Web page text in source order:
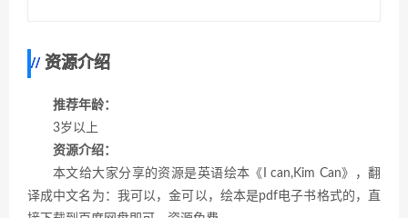
资源介绍
推荐年龄：
3岁以上
资源介绍：
本文给大家分享的资源是英语绘本《I can,Kim Can》，翻
译成中文名为：我可以，金可以，绘本是pdf电子书格式的，直